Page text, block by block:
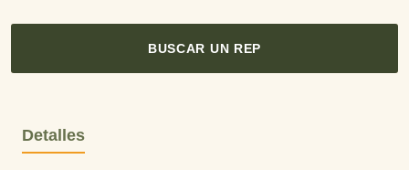
BUSCAR UN REP
Detalles